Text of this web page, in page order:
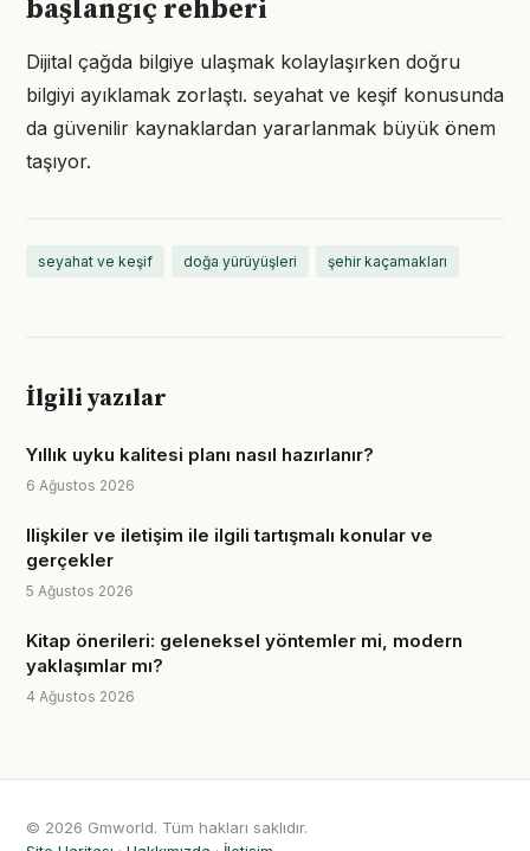
başlangıç rehberi
Dijital çağda bilgiye ulaşmak kolaylaşırken doğru
bilgiyi ayıklamak zorlaştı. seyahat ve keşif konusunda
da güvenilir kaynaklardan yararlanmak büyük önem
taşıyor.
seyahat ve keşif doğa yürüyüşleri şehir kaçamakları
İlgili yazılar
Yıllık uyku kalitesi planı nasıl hazırlanır?
6 Ağustos 2026
Ilişkiler ve iletişim ile ilgili tartışmalı konular ve
gerçekler
5 Ağustos 2026
Kitap önerileri: geleneksel yöntemler mi, modern
yaklaşımlar mı?
4 Ağustos 2026
© 2026 Gmworld. Tüm hakları saklıdır.